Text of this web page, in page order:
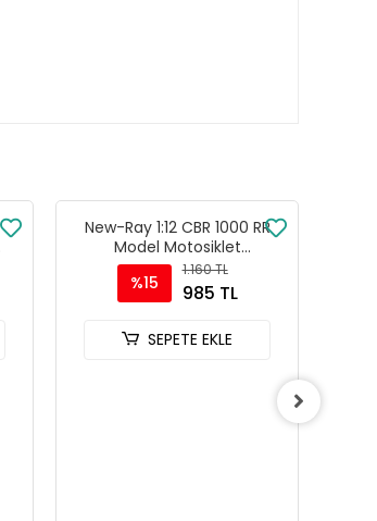
New-Ray 1:12 CBR 1000 RR
Model Motosiklet
Kırmızı/Siyah - 57793A
%15
1.160 TL
985 TL
SEPETE EKLE